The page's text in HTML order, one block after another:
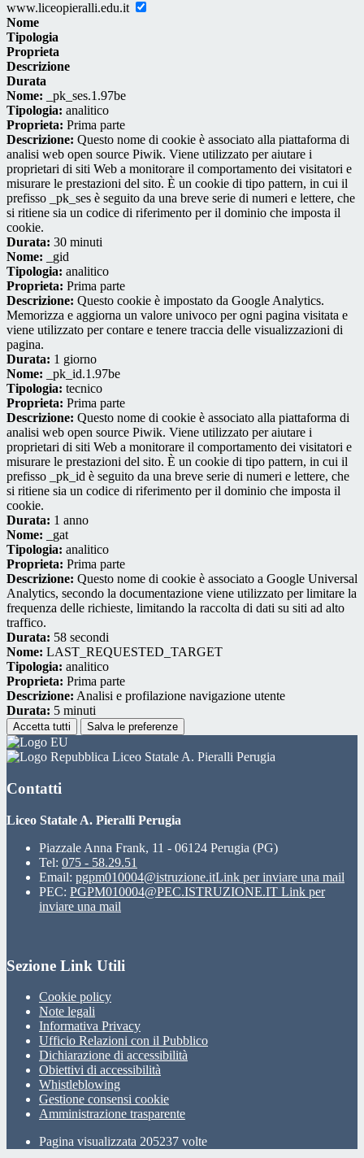
www.liceopieralli.edu.it
Nome
Tipologia
Proprieta
Descrizione
Durata
Nome: _pk_ses.1.97be
Tipologia: analitico
Proprieta: Prima parte
Descrizione: Questo nome di cookie è associato alla piattaforma di
analisi web open source Piwik. Viene utilizzato per aiutare i
proprietari di siti Web a monitorare il comportamento dei visitatori e
misurare le prestazioni del sito. È un cookie di tipo pattern, in cui il
prefisso _pk_ses è seguito da una breve serie di numeri e lettere, che
si ritiene sia un codice di riferimento per il dominio che imposta il
cookie.
Durata: 30 minuti
Nome: _gid
Tipologia: analitico
Proprieta: Prima parte
Descrizione: Questo cookie è impostato da Google Analytics.
Memorizza e aggiorna un valore univoco per ogni pagina visitata e
viene utilizzato per contare e tenere traccia delle visualizzazioni di
pagina.
Durata: 1 giorno
Nome: _pk_id.1.97be
Tipologia: tecnico
Proprieta: Prima parte
Descrizione: Questo nome di cookie è associato alla piattaforma di
analisi web open source Piwik. Viene utilizzato per aiutare i
proprietari di siti Web a monitorare il comportamento dei visitatori e
misurare le prestazioni del sito. È un cookie di tipo pattern, in cui il
prefisso _pk_id è seguito da una breve serie di numeri e lettere, che
si ritiene sia un codice di riferimento per il dominio che imposta il
cookie.
Durata: 1 anno
Nome: _gat
Tipologia: analitico
Proprieta: Prima parte
Descrizione: Questo nome di cookie è associato a Google Universal
Analytics, secondo la documentazione viene utilizzato per limitare la
frequenza delle richieste, limitando la raccolta di dati su siti ad alto
traffico.
Durata: 58 secondi
Nome: LAST_REQUESTED_TARGET
Tipologia: analitico
Proprieta: Prima parte
Descrizione: Analisi e profilazione navigazione utente
Durata: 5 minuti
Accetta tutti Salva le preferenze
Liceo Statale A. Pieralli Perugia
Contatti
Liceo Statale A. Pieralli Perugia
Piazzale Anna Frank, 11 - 06124 Perugia (PG)
Tel: 075 - 58.29.51
Email: pgpm010004@istruzione.itLink per inviare una mail
PEC: PGPM010004@PEC.ISTRUZIONE.IT Link per
inviare una mail
Sezione Link Utili
Cookie policy
Note legali
Informativa Privacy
Ufficio Relazioni con il Pubblico
Dichiarazione di accessibilità
Obiettivi di accessibilità
Whistleblowing
Gestione consensi cookie
Amministrazione trasparente
Pagina visualizzata 205237 volte